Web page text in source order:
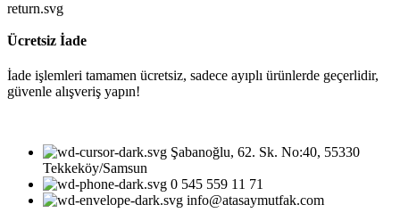
Ücretsiz İade
İade işlemleri tamamen ücretsiz, sadece ayıplı ürünlerde geçerlidir,
güvenle alışveriş yapın!
Şabanoğlu, 62. Sk. No:40, 55330
Tekkeköy/Samsun
0 545 559 11 71
info@atasaymutfak.com